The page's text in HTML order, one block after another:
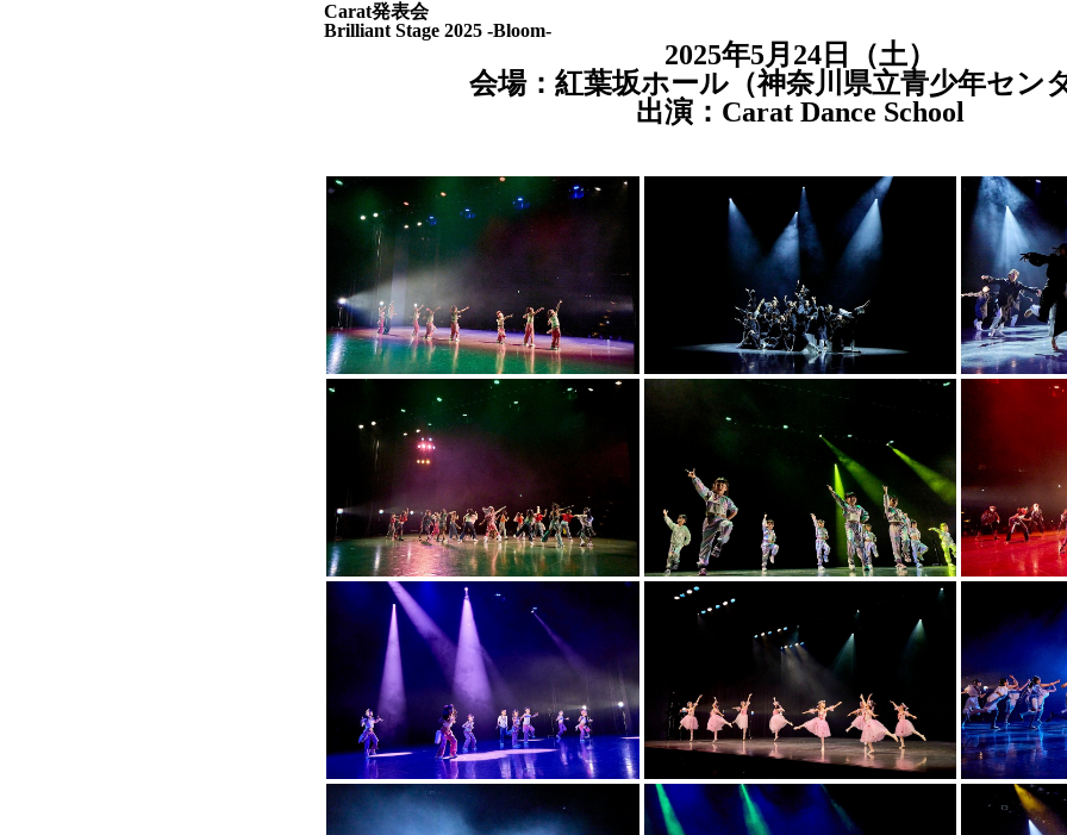
Carat発表会
Brilliant Stage 2025 -Bloom-
2025年5月24日（土）
会場：紅葉坂ホール（神奈川県立青少年セン
出演：Carat Dance School